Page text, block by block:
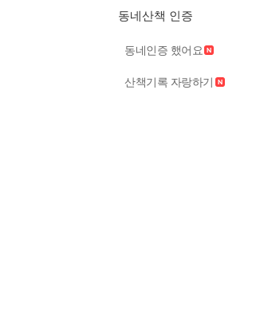
동네산책 인증
동네인증 했어요
산책기록 자랑하기